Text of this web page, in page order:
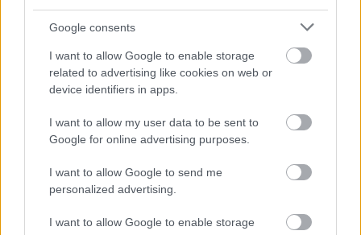
Google consents
I want to allow Google to enable storage
related to advertising like cookies on web or
device identifiers in apps.
I want to allow my user data to be sent to
Google for online advertising purposes.
I want to allow Google to send me
personalized advertising.
I want to allow Google to enable storage